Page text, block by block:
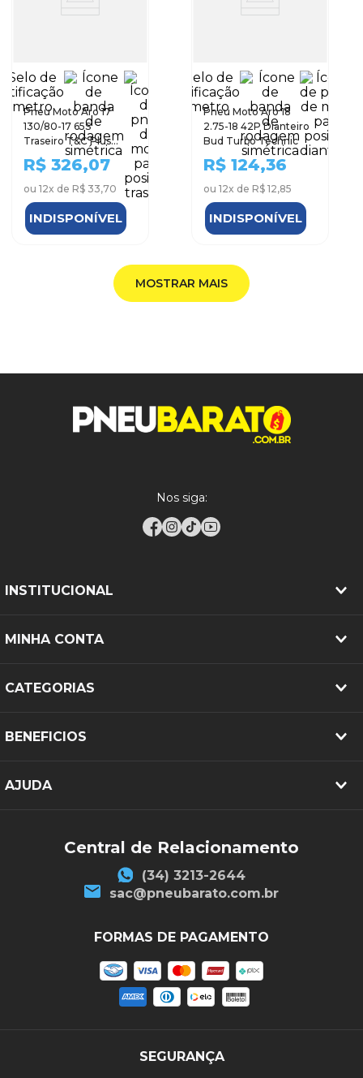
Pneu Moto Aro 17
130/80-17 65S
Traseiro T&C Plus
Technic
R$ 326,07
ou 12x de R$ 33,70
INDISPONÍVEL
Pneu Moto Aro 18
2.75-18 42P Dianteiro
Bud Turbo Technic
R$ 124,36
ou 12x de R$ 12,85
INDISPONÍVEL
MOSTRAR MAIS
Nos siga:
INSTITUCIONAL
MINHA CONTA
CATEGORIAS
BENEFICIOS
AJUDA
Central de Relacionamento
(34) 3213-2644
sac@pneubarato.com.br
FORMAS DE PAGAMENTO
SEGURANÇA